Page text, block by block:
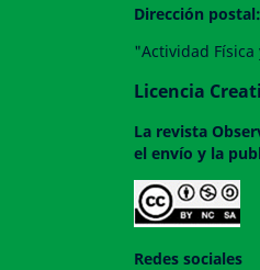
Dirección
"Actividad
Licencia
La revista
el envío y la
Redes sociales